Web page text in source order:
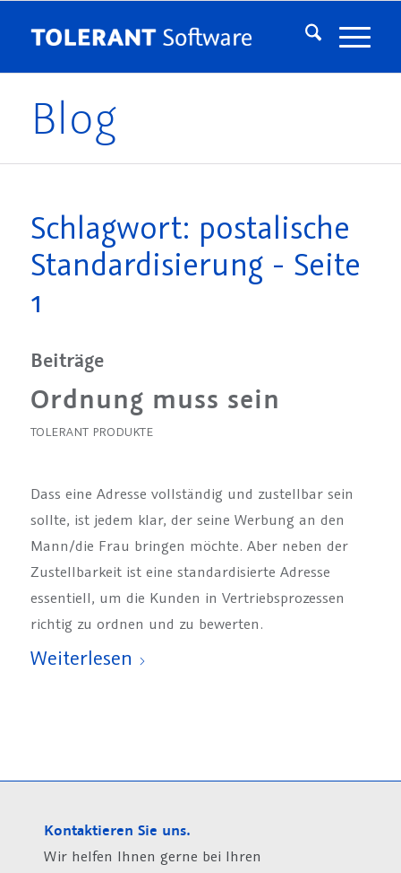
Blog
Schlagwort: postalische
Standardisierung - Seite
1
Beiträge
Ordnung muss sein
TOLERANT PRODUKTE
Dass eine Adresse vollständig und zustellbar sein
sollte, ist jedem klar, der seine Werbung an den
Mann/die Frau bringen möchte. Aber neben der
Zustellbarkeit ist eine standardisierte Adresse
essentiell, um die Kunden in Vertriebsprozessen
richtig zu ordnen und zu bewerten.
Weiterlesen
Kontaktieren Sie uns.
Wir helfen Ihnen gerne bei Ihren